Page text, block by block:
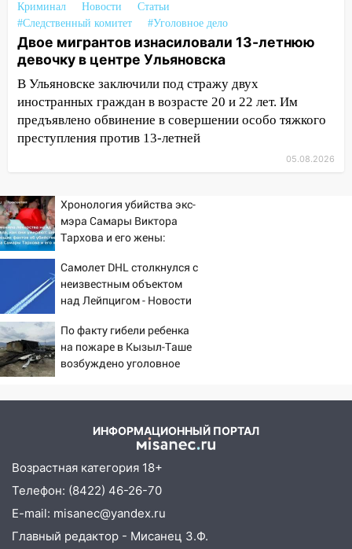
10:18
Губернатор Ульяновской области:
уничтожено четыре беспилотника в
регионе
10:00
легковой автомобиль
09:39 В Ульяновске будут судить десять
наркодилеров, снабжавших две области
Вынесли приговор дебоширам,
08:27
Ульяновская полиция получила
один из шести уникальных автомобилей
в России
07:02
Жара отступит: какой будет
погода в Ульяновске днем 5 августа
06:10
Двое мигрантов изнасиловали 13-
летнюю девочку в центре Ульяновска
06:00
Мертвеца выкопали, посадили в
опасный день августа: что ждет каждый
04.08.2026
23:27 Прокуратура проверяет
капремонт школы в посёлке Налейка
Криминал Новости
Статьи
#Следственный комитет
#Уголовное дело
Двое мигрантов изнасиловали 13-летнюю
девочку в центре Ульяновска
В Ульяновске заключили под стражу двух
иностранных граждан в возрасте 20 и 22 лет. Им
предъявлено обвинение в совершении особо тяжкого
преступления против 13-летней
05.08.2026
Хронология убийства экс-
мэра Самары Виктора
Тархова и его жены:
фактов, новые
подробности
Самолет DHL столкнулся с
неизвестным объектом
над Лейпцигом - Новости
По факту гибели ребенка
на пожаре в Кызыл-Таше
возбуждено уголовное
ИНФОРМАЦИОННЫЙ ПОРТАЛ
Возрастная категория 18+
Телефон: (8422) 46-26-70
E-mail: misanec@yandex.ru
Главный редактор - Мисанец З.Ф.